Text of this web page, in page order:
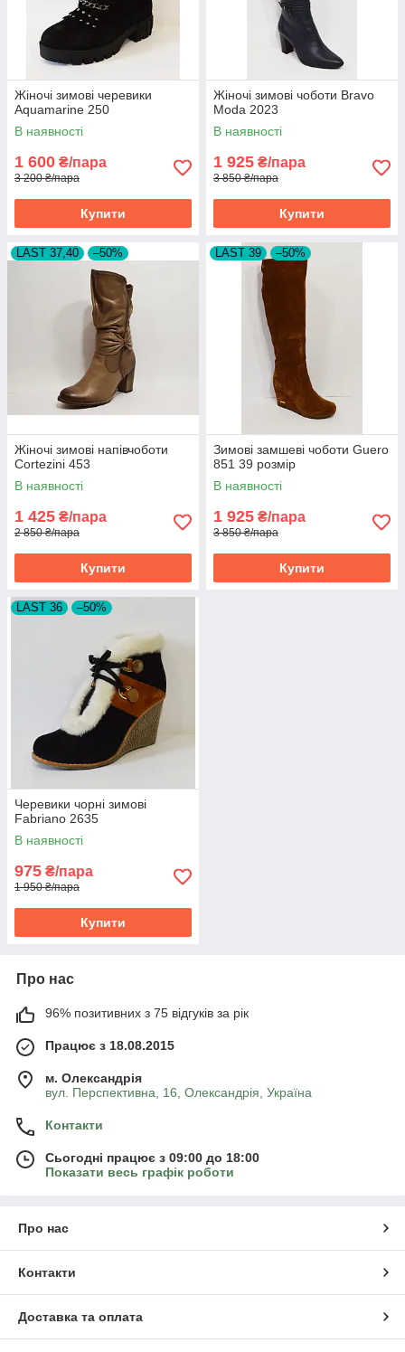
Жіночі зимові черевики
Aquamarine 250
В наявності
1 600 ₴/пара
3 200 ₴/пара
Купити
Жіночі зимові чоботи Bravo
Moda 2023
В наявності
1 925 ₴/пара
3 850 ₴/пара
Купити
LAST 37,40 –50%
Жіночі зимові напівчоботи
Cortezini 453
В наявності
1 425 ₴/пара
2 850 ₴/пара
Купити
LAST 39 –50%
Зимові замшеві чоботи Guero
851 39 розмір
В наявності
1 925 ₴/пара
3 850 ₴/пара
Купити
LAST 36 –50%
Черевики чорні зимові
Fabriano 2635
В наявності
975 ₴/пара
1 950 ₴/пара
Купити
Про нас
96% позитивних з 75 відгуків за рік
Працює з 18.08.2015
м. Олександрія
вул. Перспективна, 16, Олександрія, Україна
Контакти
Сьогодні працює з 09:00 до 18:00
Показати весь графік роботи
Про нас
Контакти
Доставка та оплата